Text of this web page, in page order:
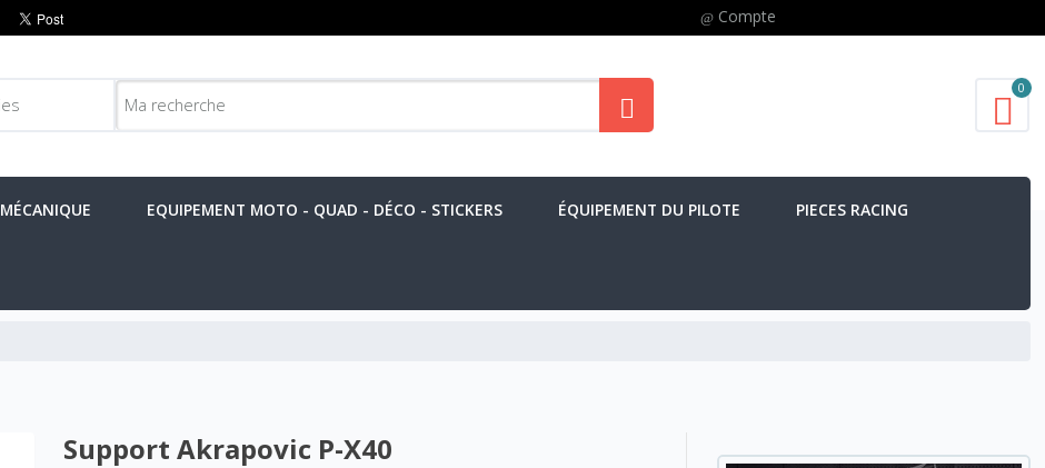
Compte
0
MÉCANIQUE EQUIPEMENT MOTO - QUAD - DÉCO - STICKERS ÉQUIPEMENT DU PILOTE PIECES RACING
Support Akrapovic P-X40